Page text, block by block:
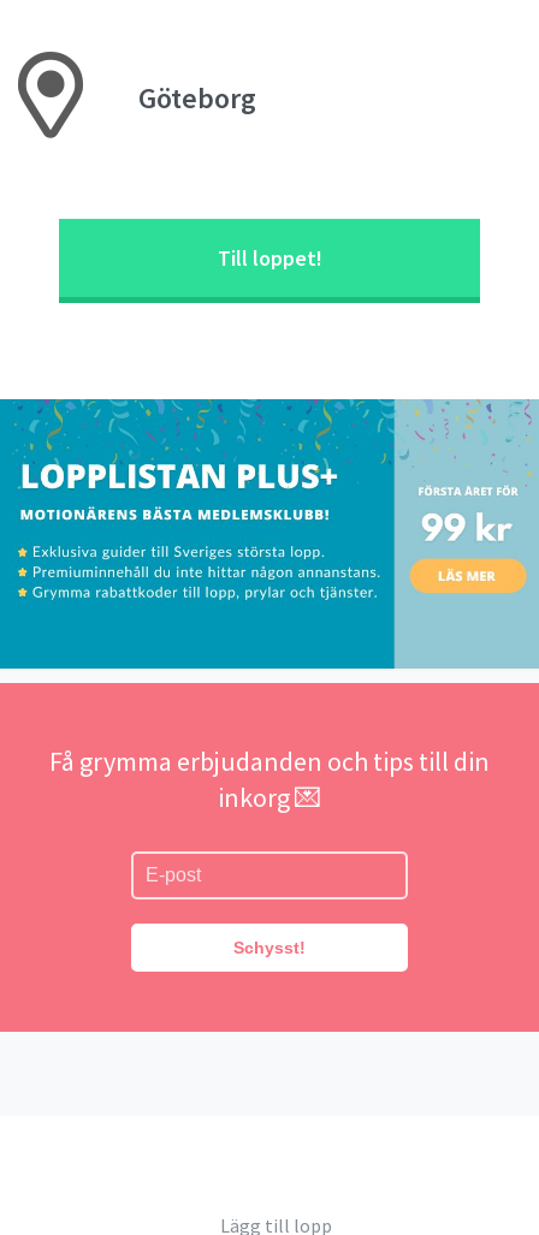
Göteborg
Till loppet!
Få grymma erbjudanden och tips till din
inkorg 💌
Schysst!
Lägg till lopp